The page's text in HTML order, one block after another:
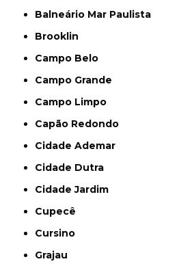
Balneário Mar Paulista
Brooklin
Campo Belo
Campo Grande
Campo Limpo
Capão Redondo
Cidade Ademar
Cidade Dutra
Cidade Jardim
Cupecê
Cursino
Grajau